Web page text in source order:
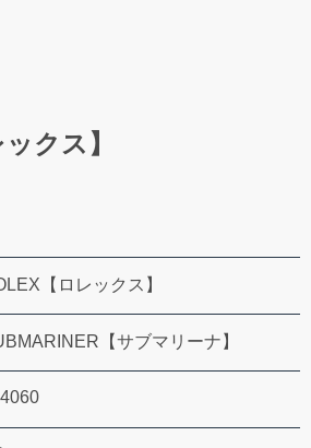
クス】
【ロレックス】
【サブマリーナ】